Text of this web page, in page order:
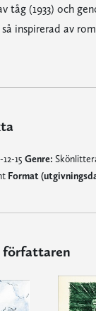
tåg (1933) och
så inspirerad av
12-15 Genre:
Format
författaren